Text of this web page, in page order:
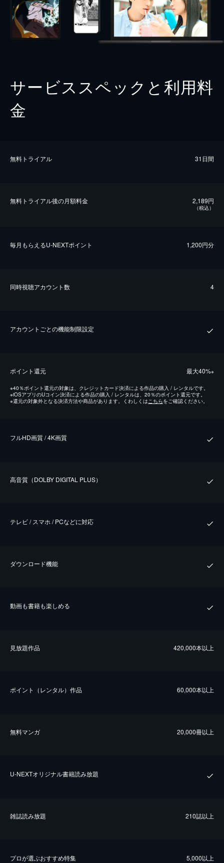
サービススペックと利用料
金
無料トライアル 31日間
無料トライアル後の⽉額料金 2,189円
（税込）
毎⽉もらえるU-NEXTポイント 1,200円分
同時視聴アカウント数 4
アカウントごとの機能制限設定
ポイント還元 最⼤40%※
※40％ポイント還元の対象は、クレジットカード決済による作品の購入 / レンタルです。
※iOSアプリのUコイン決済による作品の購入 / レンタルは、20％のポイント還元です。
※還元の対象外となる決済方法や商品があります。くわしくはこちらをご確認ください。
フルHD画質 / 4K画質
⾼⾳質（DOLBY DIGITAL PLUS）
テレビ / スマホ / PCなどに対応
ダウンロード機能
動画も書籍も楽しめる
⾒放題作品 420,000本以上
ポイント（レンタル）作品 60,000本以上
無料マンガ 20,000冊以上
U-NEXTオリジナル書籍読み放題
雑誌読み放題 210誌以上
プロが選ぶおすすめ特集 5,000以上